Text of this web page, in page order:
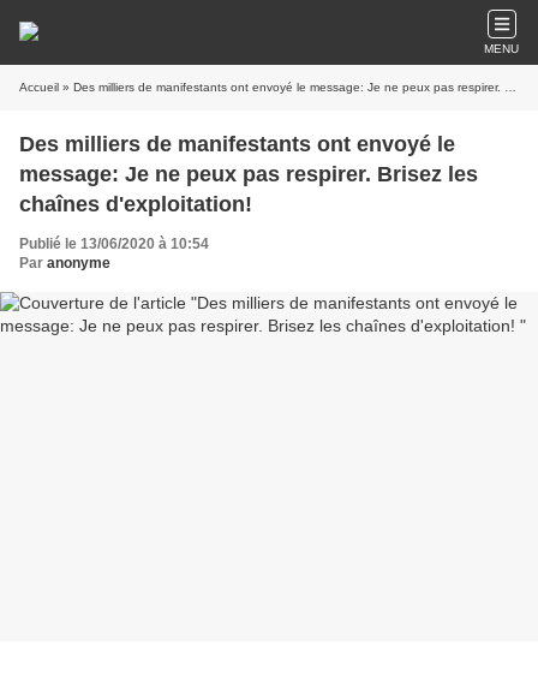
MENU
Accueil » Des milliers de manifestants ont envoyé le message: Je ne peux pas respirer. Brisez les chaînes d'exploitation!
Des milliers de manifestants ont envoyé le
message: Je ne peux pas respirer. Brisez les
chaînes d'exploitation!
Publié le 13/06/2020 à 10:54
Par anonyme